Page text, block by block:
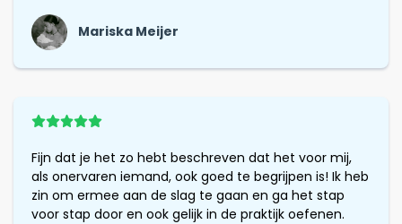
Mariska Meijer
Fijn dat je het zo hebt beschreven dat het voor mij,
als onervaren iemand, ook goed te begrijpen is! Ik heb
zin om ermee aan de slag te gaan en ga het stap
voor stap door en ook gelijk in de praktijk oefenen.